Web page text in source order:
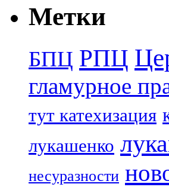
Метки
БПЦ РПЦ
гламурное
тут катехизация
лукашенко
несуразности